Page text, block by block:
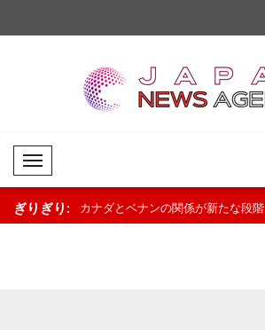
Mobil Menü
ぎりぎり:
新たな段階 タイの学校で銃撃事件 8人死亡、30